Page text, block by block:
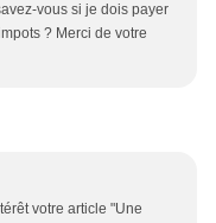
vous si je dois payer
? Merci de votre
votre article "Une